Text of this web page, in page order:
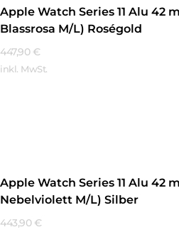
Apple Watch Series 11 Alu 42
Blassrosa M/L) Roségold
447,90 €
inkl. MwSt.
Apple Watch Series 11 Alu 42
Nebelviolett M/L) Silber
443,90 €